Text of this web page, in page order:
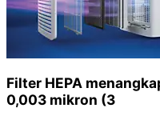
Filter HEPA
0,003 mikron (3